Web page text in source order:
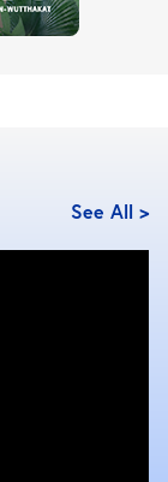
เทศ และเป็น
และนัก
See All >